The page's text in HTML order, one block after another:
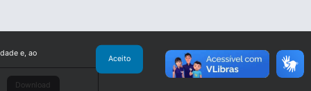
Download
e, ao
Aceito